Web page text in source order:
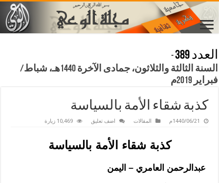
العدد 389
-
السنة الثالثة والثلاثون، جمادى الآخرة 1440هـ، شباط/
فبراير 2019م
كذبة شقاء الأمة بالسياسة
1440/06/21م المقالات اضف تعليق 10,469 زيارة
كذبة شقاء الأمة بالسياسة
عبدالرحمن العامري – اليمن